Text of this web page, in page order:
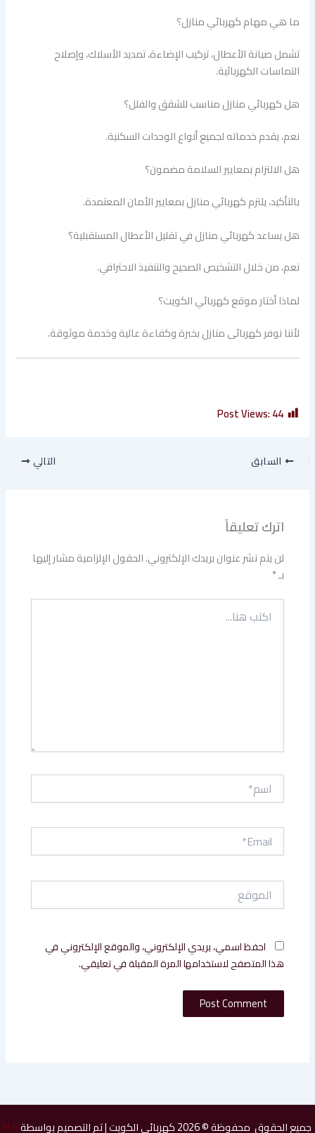
ما هي مهام كهربائي منازل؟
تشمل صيانة الأعطال، تركيب الإضاءة، تمديد الأسلاك، وإصلاح
التماسات الكهربائية.
هل كهربائي منازل مناسب للشقق والفلل؟
نعم، يقدم خدماته لجميع أنواع الوحدات السكنية.
هل الالتزام بمعايير السلامة مضمون؟
بالتأكيد، يلتزم كهربائي منازل بمعايير الأمان المعتمدة.
هل يساعد كهربائي منازل في تقليل الأعطال المستقبلية؟
نعم، من خلال التشخيص الصحيح والتنفيذ الاحترافي.
لماذا أختار موقع كهربائي الكويت؟
لأننا نوفر كهربائى منازل بخبرة وكفاءة عالية وخدمة موثوقة.
Post Views:44
السابق التالي
اترك تعليقاً
لن يتم نشر عنوان بريدك الإلكتروني.الحقول الإلزامية مشار إليها
بـ*
اكتب
هنا...
اسم*
Email*
الموقع
احفظ اسمي، بريدي الإلكتروني، والموقع الإلكتروني في
هذا المتصفح لاستخدامها المرة المقبلة في تعليقي.
جميع الحقوق محفوظة © 2026 كهربائي الكويت | تم التصميم بواسطة H.A